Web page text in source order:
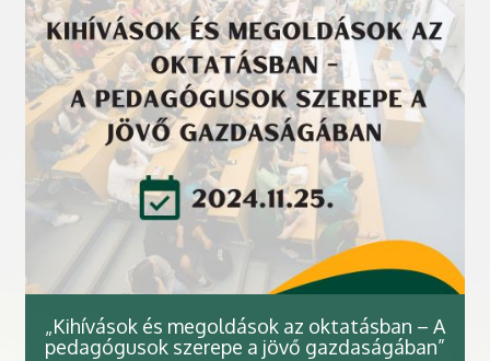
„Kihívások és megoldások az oktatásban – A
pedagógusok szerepe a jövő gazdaságában”